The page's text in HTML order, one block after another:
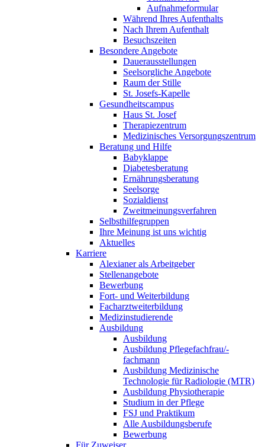
Aufnahmeformular
Während Ihres Aufenthalts
Nach Ihrem Aufenthalt
Besuchszeiten
Besondere Angebote
Dauerausstellungen
Seelsorgliche Angebote
Raum der Stille
St. Josefs-Kapelle
Gesundheitscampus
Haus St. Josef
Therapiezentrum
Medizinisches Versorgungszentrum
Beratung und Hilfe
Babyklappe
Diabetesberatung
Ernährungsberatung
Seelsorge
Sozialdienst
Zweitmeinungsverfahren
Selbsthilfegruppen
Ihre Meinung ist uns wichtig
Aktuelles
Karriere
Alexianer als Arbeitgeber
Stellenangebote
Bewerbung
Fort- und Weiterbildung
Facharztweiterbildung
Medizinstudierende
Ausbildung
Ausbildung
Ausbildung Pflegefachfrau/-
fachmann
Ausbildung Medizinische
Technologie für Radiologie (MTR)
Ausbildung Physiotherapie
Studium in der Pflege
FSJ und Praktikum
Alle Ausbildungsberufe
Bewerbung
Für Zuweiser